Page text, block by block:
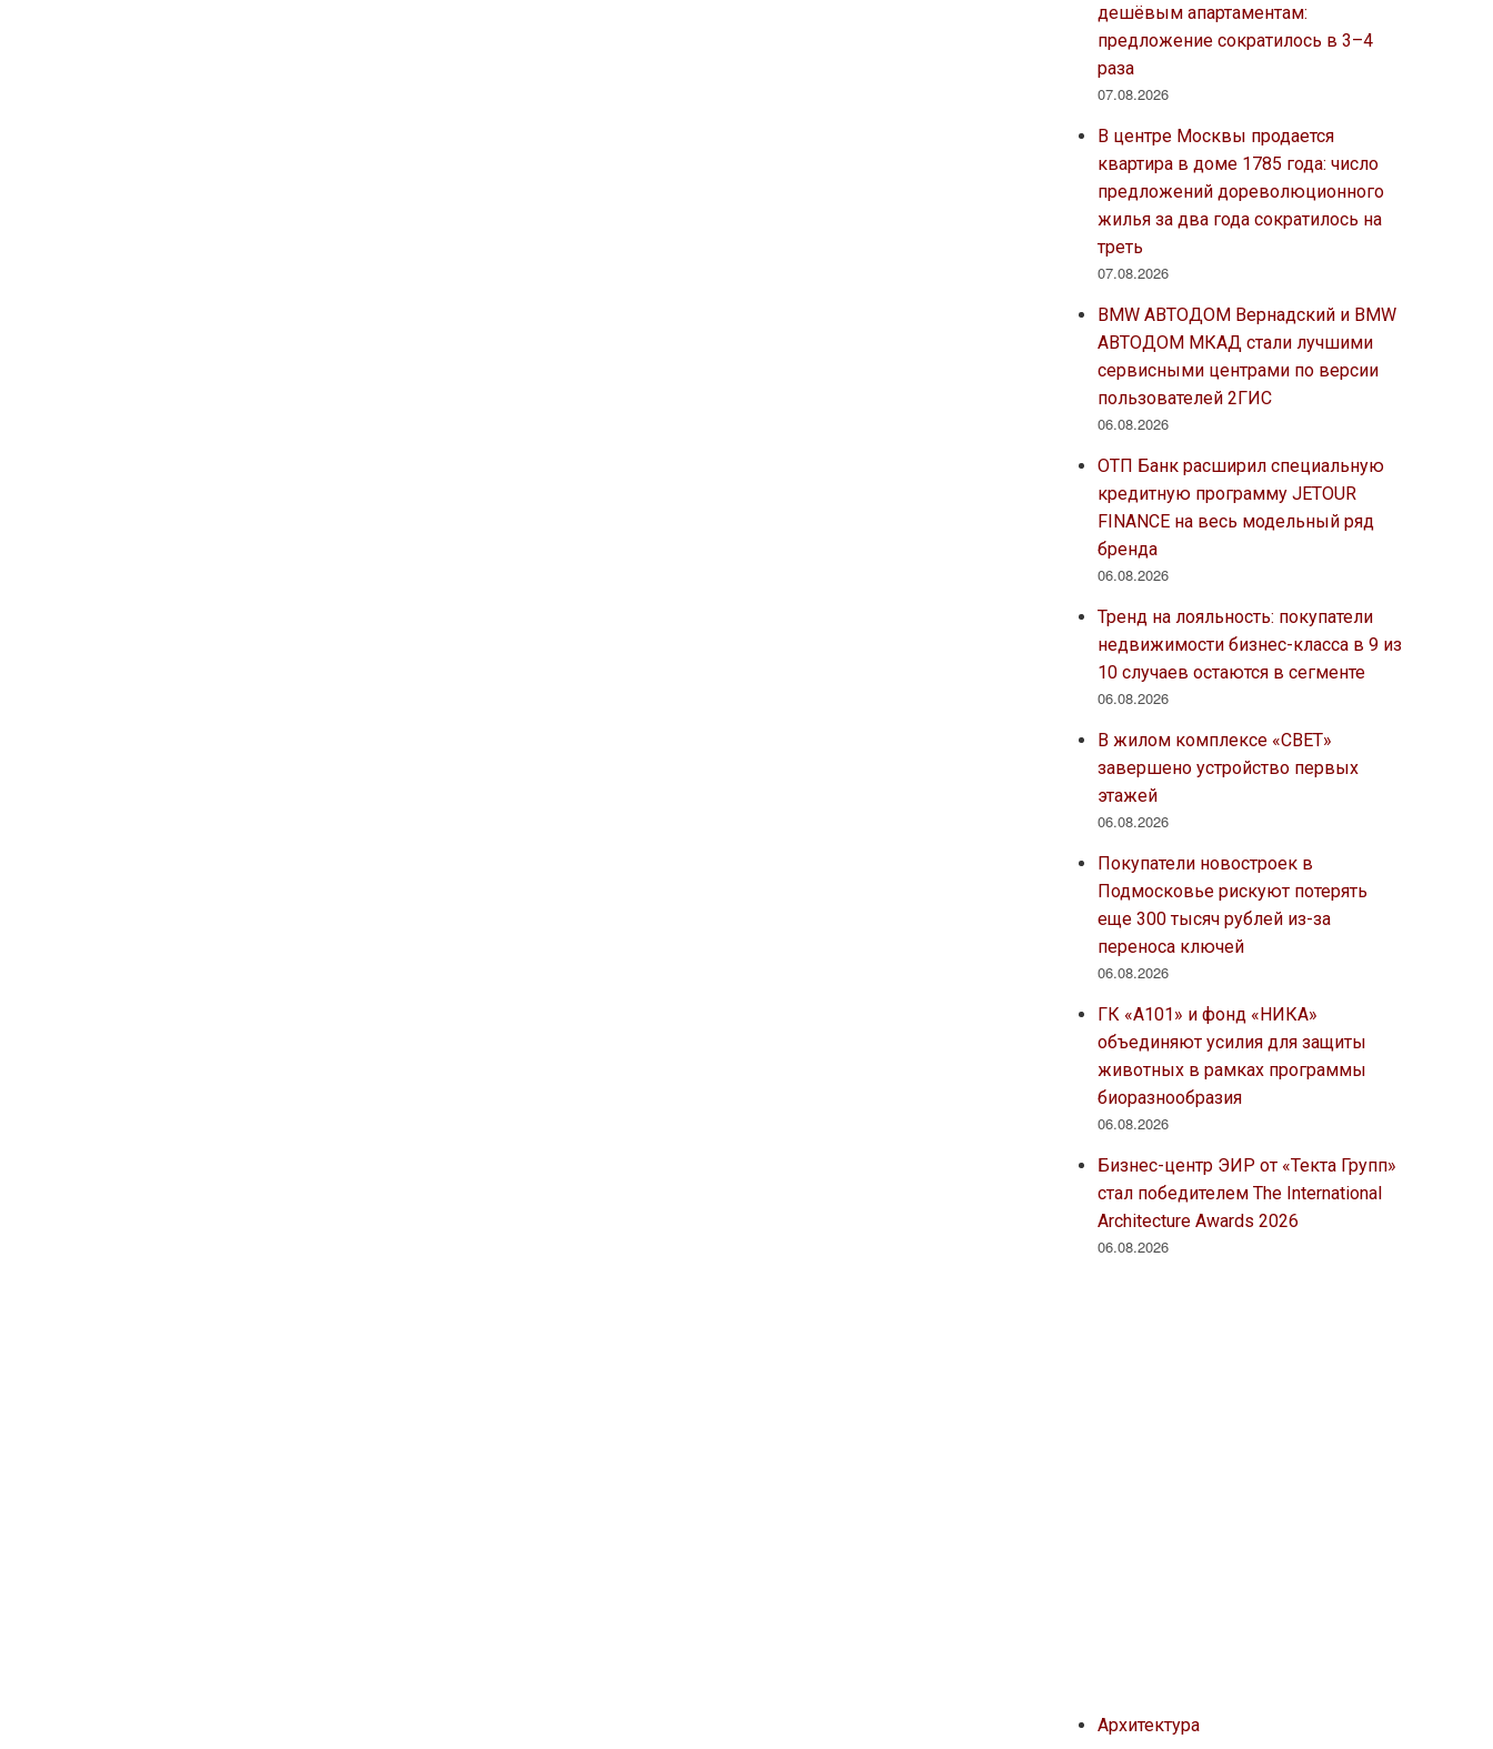
дешёвым апартаментам:
предложение сократилось в 3–4
раза
07.08.2026
В центре Москвы продается
квартира в доме 1785 года: число
предложений дореволюционного
жилья за два года сократилось на
треть
07.08.2026
BMW АВТОДОМ Вернадский и BMW
АВТОДОМ МКАД стали лучшими
сервисными центрами по версии
пользователей 2ГИС
06.08.2026
ОТП Банк расширил специальную
кредитную программу JETOUR
FINANCE на весь модельный ряд
бренда
06.08.2026
Тренд на лояльность: покупатели
недвижимости бизнес-класса в 9 из
10 случаев остаются в сегменте
06.08.2026
В жилом комплексе «СВЕТ»
завершено устройство первых
этажей
06.08.2026
Покупатели новостроек в
Подмосковье рискуют потерять
еще 300 тысяч рублей из-за
переноса ключей
06.08.2026
ГК «А101» и фонд «НИКА»
объединяют усилия для защиты
животных в рамках программы
биоразнообразия
06.08.2026
Бизнес-центр ЭИР от «Текта Групп»
стал победителем The International
Architecture Awards 2026
06.08.2026
Архитектура